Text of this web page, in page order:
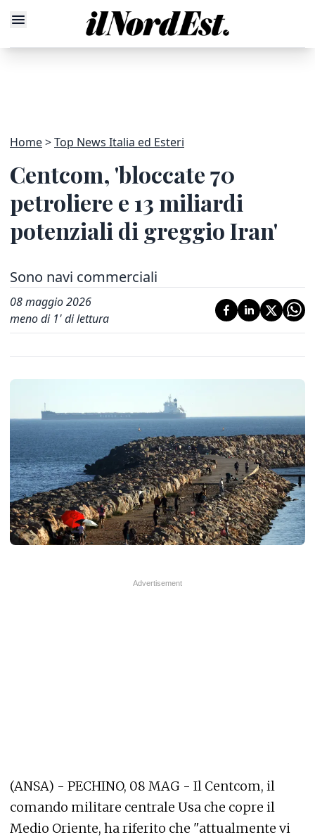
Home Top News Italia ed Esteri
Centcom, 'bloccate 70
petroliere e 13 miliardi
potenziali di greggio Iran'
Sono navi commerciali
08 maggio 2026
meno di 1' di lettura
(ANSA) - PECHINO, 08 MAG - Il Centcom, il
comando militare centrale Usa che copre il
Medio Oriente, ha riferito che "attualmente vi